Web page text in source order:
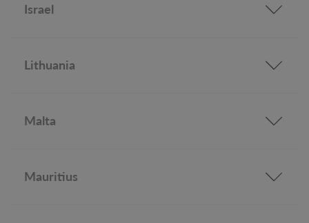
Israel
Lithuania
Malta
Mauritius